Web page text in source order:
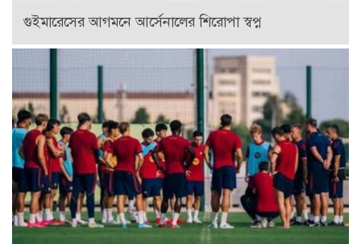
গুইমারেসের আগমনে আর্সেনালের শিরোপা স্বপ্ন